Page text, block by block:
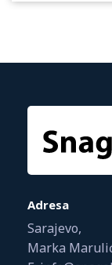
Adresa
Sarajevo,
Marka